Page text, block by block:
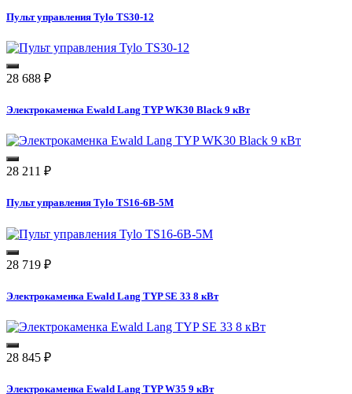
Пульт управления Tylo TS30-12
28 688 ₽
Электрокаменка Ewald Lang TYP WK30 Black 9 кВт
28 211 ₽
Пульт управления Tylo TS16-6B-5M
28 719 ₽
Электрокаменка Ewald Lang TYP SE 33 8 кВт
28 845 ₽
Электрокаменка Ewald Lang TYP W35 9 кВт